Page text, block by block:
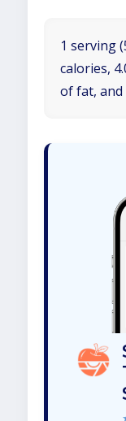
1 serving
calories,
of fat, and